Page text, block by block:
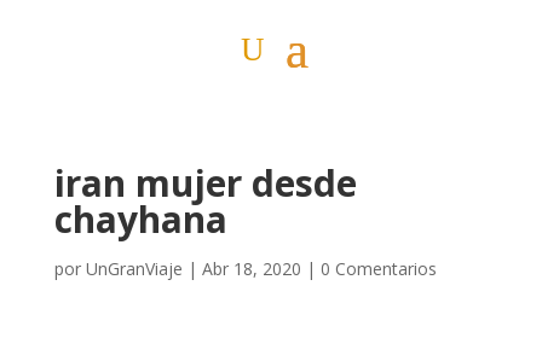
iran mujer desde
chayhana
por UnGranViaje | Abr 18, 2020 | 0 Comentarios